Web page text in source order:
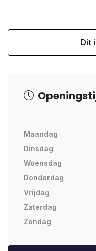
Dit
Maandag
Dinsdag
Woensdag
Donderdag
Vrijdag
Zaterdag
Zondag